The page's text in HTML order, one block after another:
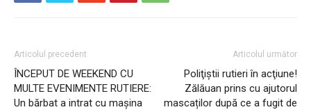
Articolul precedent
ÎNCEPUT DE WEEKEND CU
MULTE EVENIMENTE RUTIERE:
Un bărbat a intrat cu maşina
Articolul următor
Poliţiştii rutieri în acţiune!
Zălăuan prins cu ajutorul
mascaților după ce a fugit de